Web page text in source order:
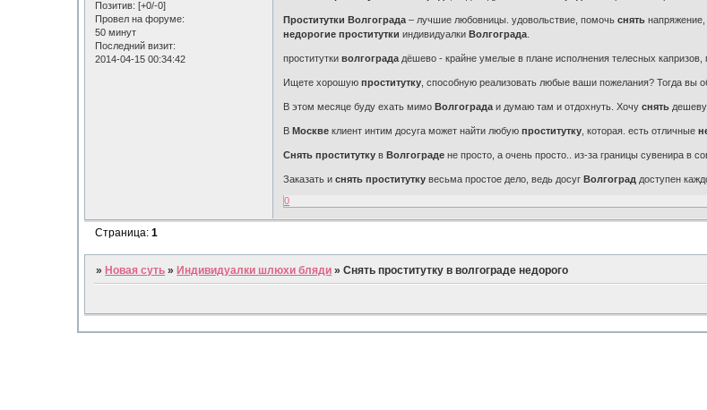
Позитив: [+0/-0]
Провел на форуме:
50 минут
Последний визит:
2014-04-15 00:34:42
Проститутки Волгограда – лучшие любовницы. удовольствие, помочьснять
недорогие проститутки индивидуалкиВолгограда
проституткиволгограда дёшево - крайне умелые в плане исполнения телесных капризов,
Ищете хорошуюпроститутку , способную реализовать любые ваши пожелания? Тогда вы
В этом месяце буду ехать мимоВолгограда и думаю там и отдохнуть. Хочуснять
ВМоскве клиент интим досуга может найти любуюпроститутку , которая. есть отличные
Снять проститутку вВолгограде не просто, а очень просто.. из-за границы сувенира в
Заказать иснять проститутку весьма простое дело, ведь досугВолгоград доступен
0
Страница:1
»Новая суть »Индивидуалки шлюхи бляди »Снять проститутку в волгограде недорого